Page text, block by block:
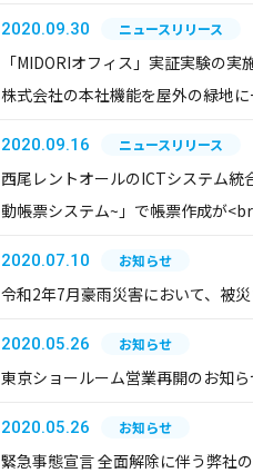
2020.09.30 ニュースリリース
「MIDORIオフィス」実証実験の
株式会社の本社機能を屋外の緑地に
2020.09.16 ニュースリリース
西尾レントオールのICTシステム統
動帳票システム~」で帳票作成が
2020.07.10 お知らせ
令和2年7月豪雨災害において、被
2020.05.26 お知らせ
東京ショールーム営業再開のお知ら
2020.05.26 お知らせ
緊急事態宣言 全面解除に伴う弊社